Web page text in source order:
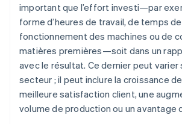
important que l’effort investi—par
forme d’heures de travail, de temps de
fonctionnement des machines ou de
matières premières—soit dans un
avec le résultat. Ce dernier peut varier
secteur ; il peut inclure la croissance
meilleure satisfaction client, une
volume de production ou un avantage